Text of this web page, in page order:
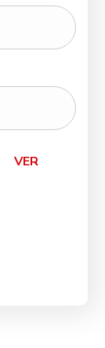
VER